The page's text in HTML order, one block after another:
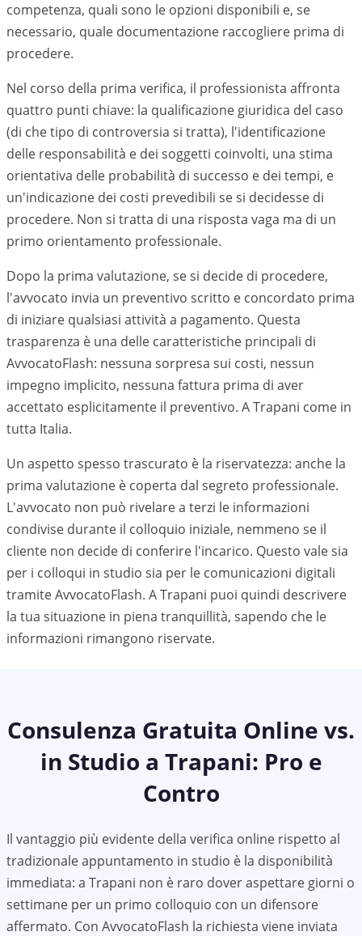
competenza, quali sono le opzioni disponibili e, se
necessario, quale documentazione raccogliere prima di
procedere.
Nel corso della prima verifica, il professionista affronta
quattro punti chiave: la qualificazione giuridica del caso
(di che tipo di controversia si tratta), l'identificazione
delle responsabilità e dei soggetti coinvolti, una stima
orientativa delle probabilità di successo e dei tempi, e
un'indicazione dei costi prevedibili se si decidesse di
procedere. Non si tratta di una risposta vaga ma di un
primo orientamento professionale.
Dopo la prima valutazione, se si decide di procedere,
l'avvocato invia un preventivo scritto e concordato prima
di iniziare qualsiasi attività a pagamento. Questa
trasparenza è una delle caratteristiche principali di
AvvocatoFlash: nessuna sorpresa sui costi, nessun
impegno implicito, nessuna fattura prima di aver
accettato esplicitamente il preventivo. ATrapani come in
tutta Italia.
Un aspetto spesso trascurato è la riservatezza: anche la
prima valutazione è coperta dal segreto professionale.
L'avvocato non può rivelare a terzi le informazioni
condivise durante il colloquio iniziale, nemmeno se il
cliente non decide di conferire l'incarico. Questo vale sia
per i colloqui in studio sia per le comunicazioni digitali
tramite AvvocatoFlash. ATrapani puoi quindi descrivere
la tua situazione in piena tranquillità, sapendo che le
informazioni rimangono riservate.
Consulenza Gratuita Online vs.
in Studio a Trapani: Pro e
Contro
Il vantaggio più evidente della verifica online rispetto al
tradizionale appuntamento in studio è la disponibilità
immediata: a Trapani non è raro dover aspettare giorni o
settimane per un primo colloquio con un difensore
affermato. Con AvvocatoFlash la richiesta viene inviata